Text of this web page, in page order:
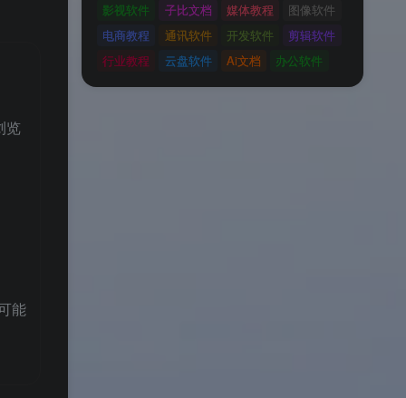
览
能
影视软件
子比文档 媒体教程
图像软件
电商教程
通讯软件 开发软件
剪辑软件
行业教程
云盘软件 Ai文档 办公软件